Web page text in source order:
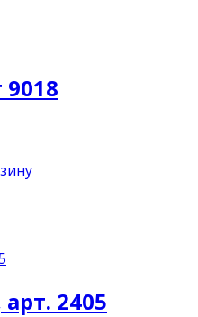
9018
2405